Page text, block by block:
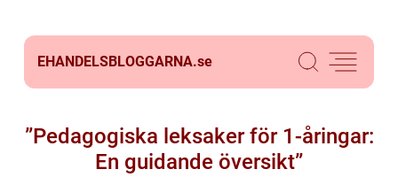
EHANDELSBLOGGARNA.se
”Pedagogiska leksaker för 1-åringar:
En guidande översikt”